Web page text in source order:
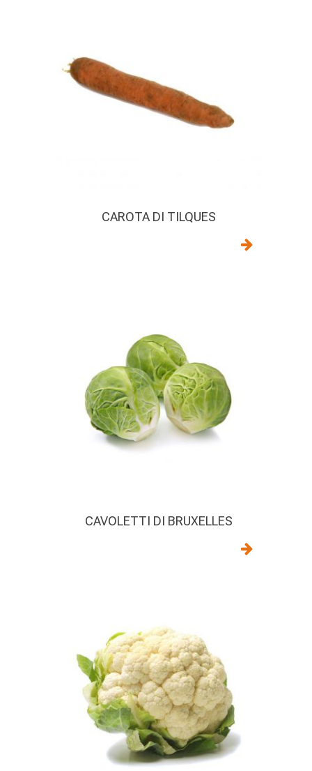
CAROTA DI TILQUES
CAVOLETTI DI BRUXELLES